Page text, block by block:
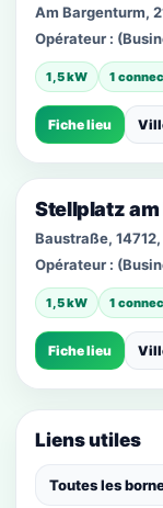
Am Bargenturm,
Opérateur :
1,5 kW 1
Fiche lieu
Stellplatz
Baustraße,
Opérateur :
1,5 kW 1
Fiche lieu
Liens utiles
Toutes les